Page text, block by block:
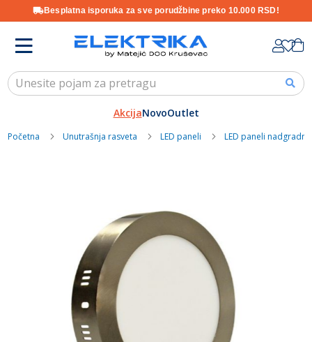
Besplatna isporuka za sve porudžbine preko 10.000 RSD!
Content
AkcijaNovoOutlet
Početna Unutrašnja rasveta LED paneli LED paneli nadgradni